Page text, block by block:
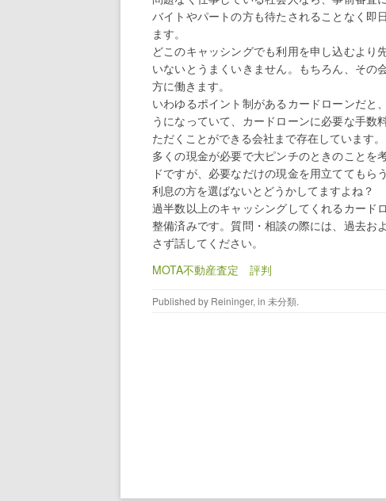
バイトやパートの方も待たされることなく即
ます。
どこのキャッシングでも利用を申し込むより
いないとうまくいきません。もちろん、その
方に働きます。
いわゆるポイント制があるカードローンだと
うになっていて、カードローンに必要な手
ただくことができる会社まで存在しています。
多くの現金が必要で大ピンチのときのことを
ドですが、必要なだけの現金を用立てても
利息の方を選ばないとどうかしてますよね？
過半数以上のキャッシングしてくれるカード
整備済みです。質問・相談の際には、過去お
さず話してください。
MOTA不動産査定 評判
Published by Reininger, in 未分類.